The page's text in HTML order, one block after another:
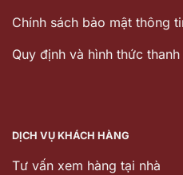
Chính sách bảo mật thông
Quy định và hình thức
DỊCH VỤ KHÁCH HÀNG
Tư vấn xem hàng tại nhà